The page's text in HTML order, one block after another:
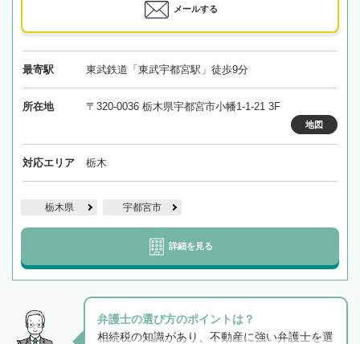
メールする
最寄駅 東武鉄道「東武宇都宮駅」徒歩9分
所在地 〒320-0036 栃木県宇都宮市小幡1-1-21 3F
地図
対応エリア 栃木
栃木県 宇都宮市
詳細を見る
弁護士の選び方のポイントは？
相続税の知識があり、不動産に強い弁護士を選